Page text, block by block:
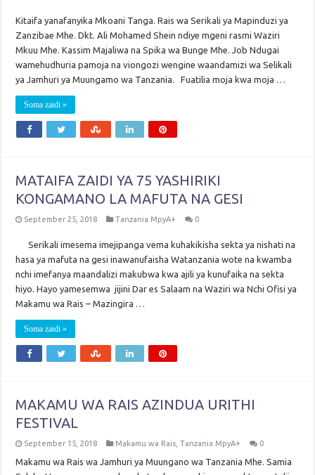
Kitaifa yanafanyika Mkoani Tanga. Rais wa Serikali ya Mapinduzi ya
Zanzibae Mhe. Dkt. Ali Mohamed Shein ndiye mgeni rasmi Waziri
Mkuu Mhe. Kassim Majaliwa na Spika wa Bunge Mhe. Job Ndugai
wamehudhuria pamoja na viongozi wengine waandamizi wa Selikali
ya Jamhuri ya Muungamo wa Tanzania. Fuatilia moja kwa moja …
Soma zaidi »
MATAIFA ZAIDI YA 75 YASHIRIKI
KONGAMANO LA MAFUTA NA GESI
September 25, 2018 Tanzania MpyA+ 0
Serikali imesema imejipanga vema kuhakikisha sekta ya nishati na
hasa ya mafuta na gesi inawanufaisha Watanzania wote na kwamba
nchi imefanya maandalizi makubwa kwa ajili ya kunufaika na sekta
hiyo. Hayo yamesemwa jijini Dar es Salaam na Waziri wa Nchi Ofisi ya
Makamu wa Rais – Mazingira …
Soma zaidi »
MAKAMU WA RAIS AZINDUA URITHI
FESTIVAL
September 15, 2018 Makamu wa Rais ,Tanzania MpyA+ 0
Makamu wa Rais wa Jamhuri ya Muungano wa Tanzania Mhe. Samia